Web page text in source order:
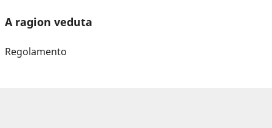
A ragion veduta
Regolamento